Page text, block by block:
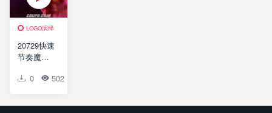
LOGO演绎
20729快速
节奏魔方
片头AE模
Cube Logo
0 502